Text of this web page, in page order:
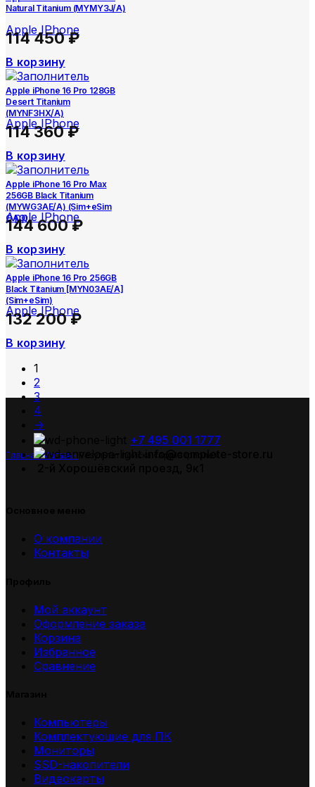
Natural Titanium (MYMY3J/A)
Apple IPhone
114 450₽
В корзину
Apple iPhone 16 Pro 128GB
Desert Titanium
(MYNF3HX/A)
Apple IPhone
114 360₽
В корзину
Apple iPhone 16 Pro Max
256GB Black Titanium
(MYWG3AE/A) (Sim+eSim
ОАЭ)
Apple IPhone
144 600₽
В корзину
Apple iPhone 16 Pro 256GB
Black Titanium [MYN03AE/A]
(Sim+eSim)
Apple IPhone
132 200₽
В корзину
1
2
3
4
→
ГлавнаяМагазин
+7 495 001 1777
О компании
Контакты
Мой аккаунт
Оформление заказа
Корзина
Избранное
Сравнение
Компьютеры
Комплектующие для ПК
Мониторы
SSD-накопители
Видеокарты